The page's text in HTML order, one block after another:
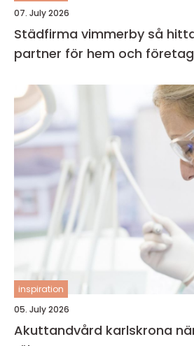
07. July 2026
Städfirma vimmerby så hittar du rätt
partner för hem och företag
inspiration
05. July 2026
Akuttandvård karlskrona när varje minut